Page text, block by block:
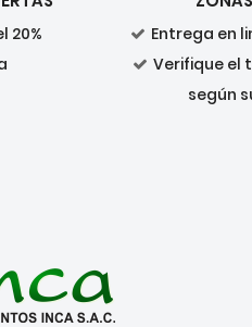
20%
Entrega en
Verifique el
según